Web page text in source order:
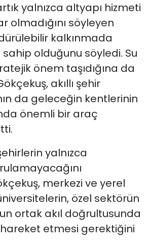
yalnızca altyapı hizmeti
olmadığını söyleyen
kalkınmada
olduğunu söyledi. Su
önem taşıdığına da
akıllı şehir
da geleceğin kentlerinin
önemli bir araç
yalnızca
merkezi ve yerel
özel sektörün
ortak akıl doğrultusunda
etmesi gerektiğini